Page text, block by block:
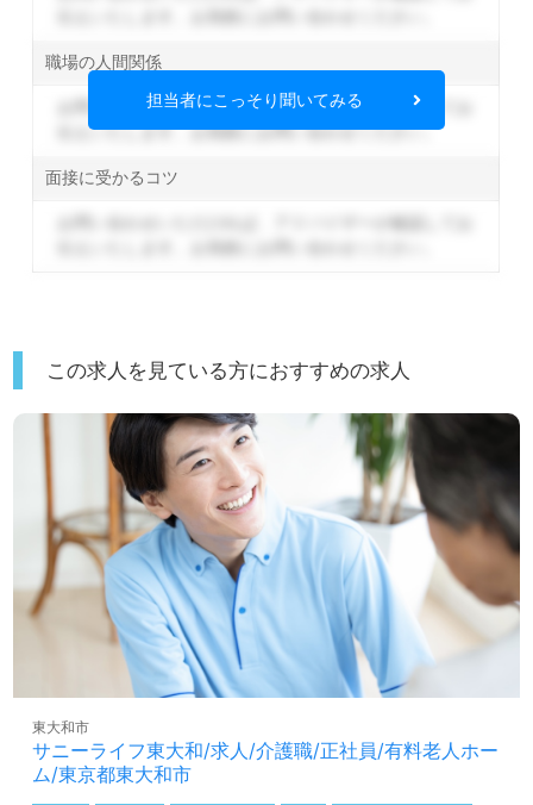
職場の人間関係
お問い合わせいただければ、アドバイザーが確認してお
伝えいたします。お気軽にお問い合わせください。
面接に受かるコツ
担当者にこっそり聞いてみる
この求人を見ている方におすすめの求人
サニーライフ東大和/求人/介護職/正社員/有料老人ホー
ム/東京都東大和市
東大和市